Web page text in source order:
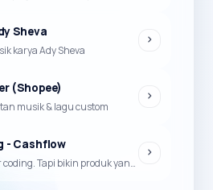
Sheva
karya Ady Sheva
(Shopee)
musik & lagu custom
- Cashflow
Bukan belajar coding. Tapi bikin produk yang bisa jadi duit